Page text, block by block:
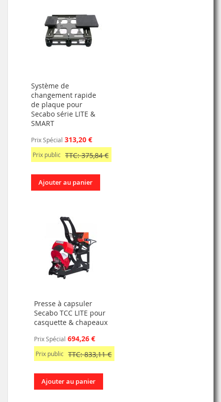
Système de
changement rapide
de plaque pour
Secabo série LITE &
SMART
Prix Spécial 313,20 €
Prix public TTC: 375,84 €
Ajouter au panier
Presse à capsuler
Secabo TCC LITE pour
casquette & chapeaux
Prix Spécial 694,26 €
Prix public TTC: 833,11 €
Ajouter au panier